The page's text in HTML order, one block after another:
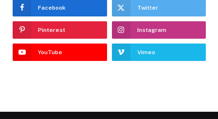
Facebook Twitter
Pinterest Instagram
YouTube Vimeo